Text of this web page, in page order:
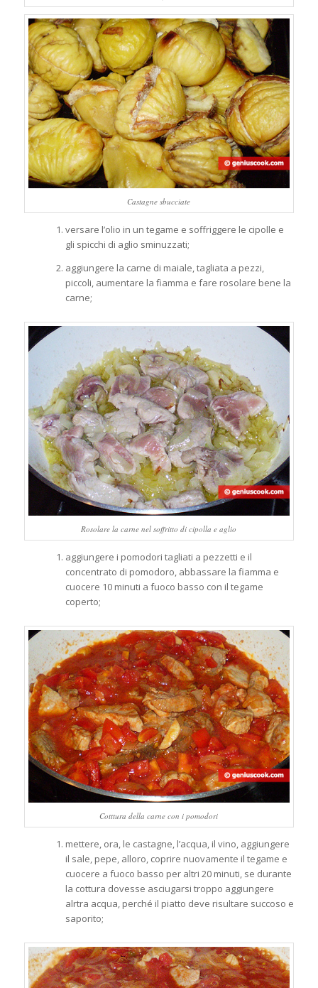
Castagne sbucciate
versare l’olio in un tegame e soffriggere le cipolle e
gli spicchi di aglio sminuzzati;
aggiungere la carne di maiale, tagliata a pezzi,
piccoli, aumentare la fiamma e fare rosolare bene la
carne;
Rosolare la carne nel soffritto di cipolla e aglio
aggiungere i pomodori tagliati a pezzetti e il
concentrato di pomodoro, abbassare la fiamma e
cuocere 10 minuti a fuoco basso con il tegame
coperto;
Cotttura della carne con i pomodori
mettere, ora, le castagne, l’acqua, il vino, aggiungere
il sale, pepe, alloro, coprire nuovamente il tegame e
cuocere a fuoco basso per altri 20 minuti, se durante
la cottura dovesse asciugarsi troppo aggiungere
alrtra acqua, perché il piatto deve risultare succoso e
saporito;